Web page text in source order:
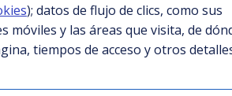
); datos de flujo de clics, como sus
móviles y las áreas que visita, de
tiempos de acceso y otros